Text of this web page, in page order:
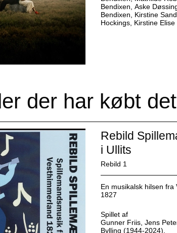
Bendixen, Aske
Bendixen, Kirstine
Hockings, Kirstine
der har købt
Rebild
i Ullits
Rebild 1
En musikalsk hilsen
1827
Spillet af
Gunner Friis, Jens
Bylling (1944-2024),